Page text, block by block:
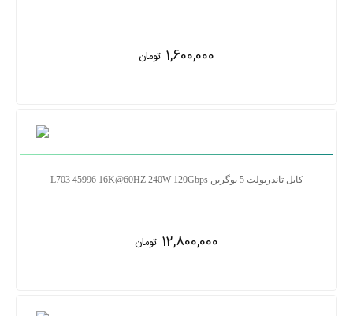
1,600,000 تومان
کابل تاندربولت 5 یوگرین L703 45996 16K@60HZ 240W 120Gbps
12,800,000 تومان